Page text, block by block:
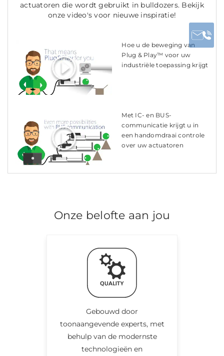
actuatoren die wordt gebruikt in bulldozers. Bekijk
onze video's voor nieuwe inspiratie!
Hoe u de beweging van
Plug & Play™ voor uw
industriële toepassing krijgt
Met IC- en BUS-
communicatie krijgt u in
een handomdraai controle
over uw actuatoren
Onze belofte aan jou
Gebouwd door
toonaangevende experts, met
behulp van de modernste
technologieën en